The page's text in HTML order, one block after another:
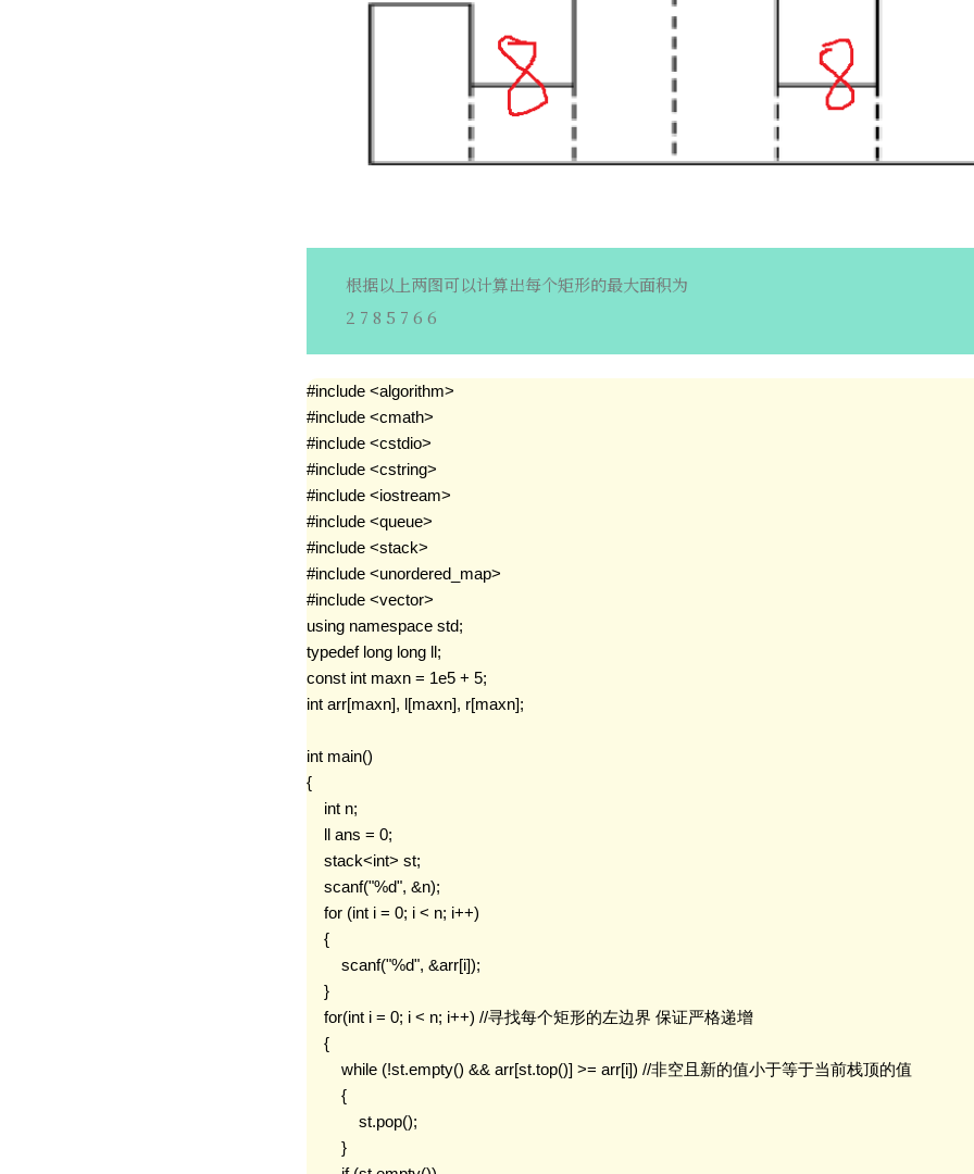
根据以上两图可以计算出每个矩形的最大面积为
2 7 8 5 7 6 6
#include <algorithm>
#include <cmath>
#include <cstdio>
#include <cstring>
#include <iostream>
#include <queue>
#include <stack>
#include <unordered_map>
#include <vector>
using namespace std;
typedef long long ll;
const int maxn = 1e5 + 5;
int arr[maxn], l[maxn], r[maxn];
int main()
{
    int n;
    ll ans = 0;
    stack<int> st;
    scanf("%d", &n);
    for (int i = 0; i < n; i++)
    {
        scanf("%d", &arr[i]);
    }
    for(int i = 0; i < n; i++) //寻找每个矩形的左边界 保证严格递增
    {
        while (!st.empty() && arr[st.top()] >= arr[i]) //非空且新的值小于等于当前栈顶的值
        {
            st.pop();
        }